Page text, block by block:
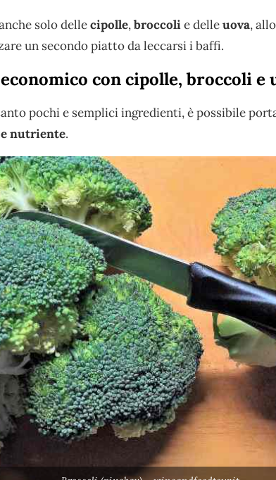
solo dellecipolle,broccolie delleuova,
un secondo piatto da leccarsi i baffi.
con cipolle, broccoli e
pochi e semplici ingredienti, è possibile
nutriente.